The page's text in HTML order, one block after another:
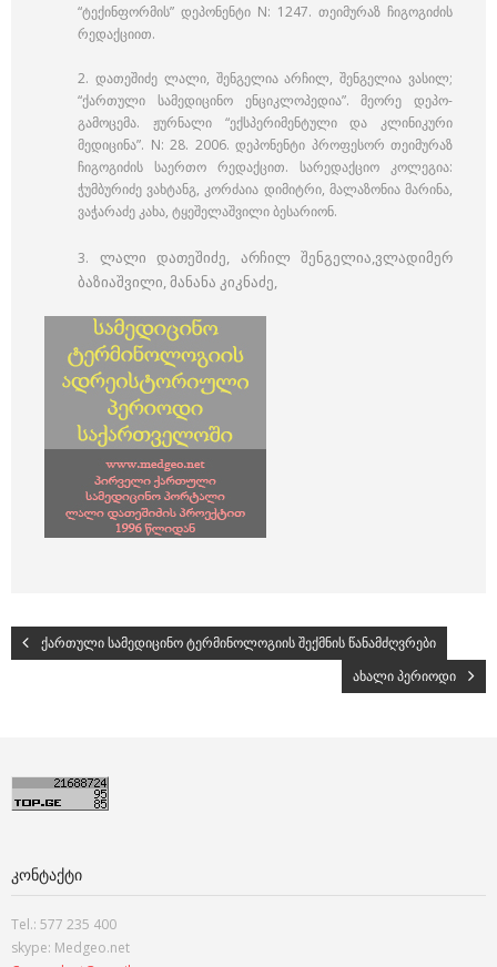
“ტექინფორმის” დეპონენტი N: 1247. თეიმურაზ ჩიგოგიძის
რედაქციით.
2. დათეშიძე ლალი, შენგელია არჩილ, შენგელია ვასილ;
“ქართული სამედიცინო ენციკლოპედია”. მეორე დეპო-
გამოცემა. ჟურნალი “ექსპერიმენტული და კლინიკური
მედიცინა”. N: 28. 2006. დეპონენტი პროფესორ თეიმურაზ
ჩიგოგიძის საერთო რედაქცით. სარედაქციო კოლეგია:
ჭუმბურიძე ვახტანგ, კორძაია დიმიტრი, მალაზონია მარინა,
ვაჭარაძე კახა, ტყეშელაშვილი ბესარიონ.
3. ლალი დათეშიძე, არჩილ შენგელია,ვლადიმერ
ბაზიაშვილი, მანანა კიკნაძე,
ქართული სამედიცინო ტერმინოლოგიის შექმნის წანამძღვრები
ახალი პერიოდი
ᲙᲝᲜᲢᲐᲥᲢᲘ
Tel.: 577 235 400
skype: Medgeo.net